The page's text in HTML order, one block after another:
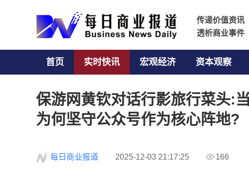
传递价值资讯
传递价值资讯
透析商业事件
透析商业事件
首页 实时快讯 宏观经济 资本观察
保游网黄钦对话行影旅行菜头:
为何坚守公众号作为核心阵地?
每日商业报道 2025-12-03 21:17:25 166